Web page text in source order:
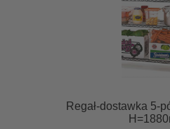
Regał-dostawka 5-